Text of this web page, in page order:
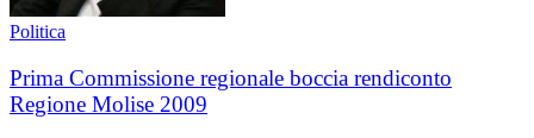
Politica
Prima Commissione regionale boccia rendiconto
Regione Molise 2009